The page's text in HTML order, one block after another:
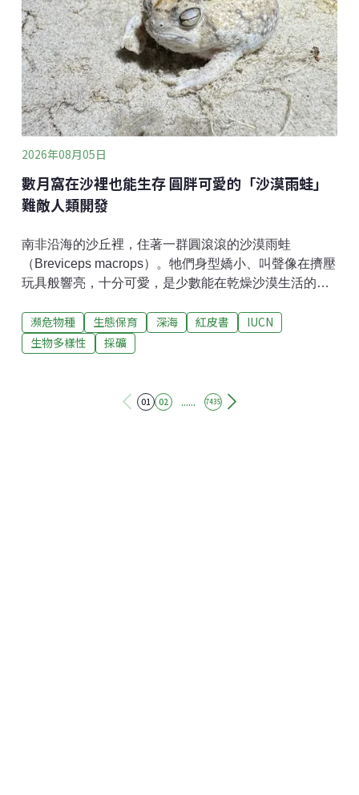
縮減至14支，但架設位置與聚落和學校過近問題依然存
在。
2026年08月05日
數月窩在沙裡也能生存 圓胖可愛的「沙漠雨蛙」
難敵人類開發
南非沿海的沙丘裡，住著一群圓滾滾的沙漠雨蛙
（Breviceps macrops）。牠們身型嬌小、叫聲像在擠壓
玩具般響亮，十分可愛，是少數能在乾燥沙漠生活的蛙
溫還有毒的嚴苛環境，讓牠們演化出奇特的長相。根據
世界自然保育聯盟（IUCN）最新發布的紅皮書，這些珍
（The Red List of Threatened Species），是了解動植
瀕危物種 生態保育 深海 紅皮書
IUCN
生物多樣性
採礦
01 02 ...... 7435